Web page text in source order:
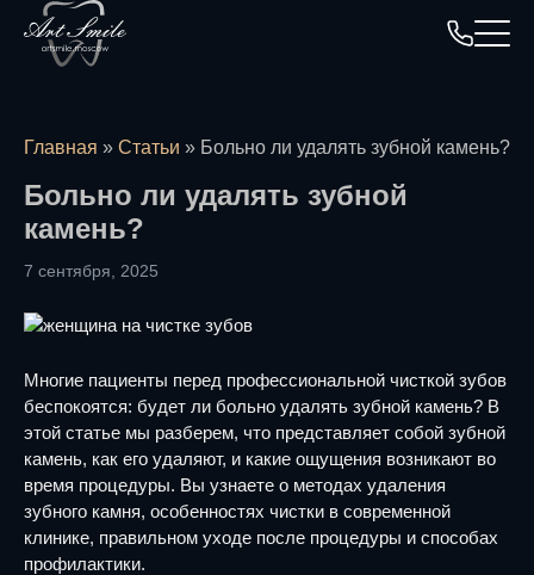
Главная » Статьи » Больно ли удалять зубной камень?
Больно ли удалять зубной
камень?
7 сентября, 2025
Многие пациенты перед профессиональной чисткой зубов
беспокоятся: будет ли больно удалять зубной камень? В
этой статье мы разберем, что представляет собой зубной
камень, как его удаляют, и какие ощущения возникают во
время процедуры. Вы узнаете о методах удаления
зубного камня, особенностях чистки в современной
клинике, правильном уходе после процедуры и способах
профилактики.